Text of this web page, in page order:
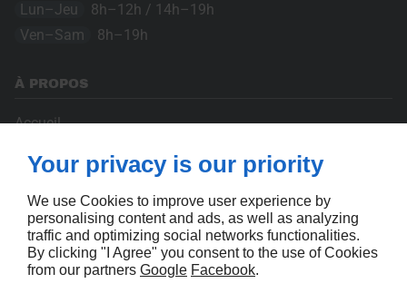
Lun–Jeu
8h–12h / 14h–19h
Ven–Sam
8h–19h
À PROPOS
Accueil
Mentions légales
SUIVEZ-NOUS
Your privacy is our priority
We use Cookies to improve user experience by
personalising content and ads, as well as analyzing
traffic and optimizing social networks functionalities.
By clicking "I Agree" you consent to the use of Cookies
from our partners Google Facebook.